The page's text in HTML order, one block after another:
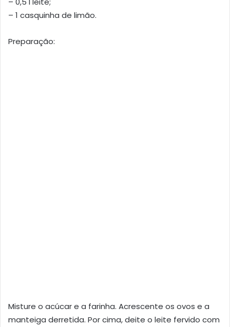
– 1 casquinha de limão.
Preparação:
Misture o acúcar e a farinha. Acrescente os ovos e a
manteiga derretida. Por cima, deite o leite fervido com